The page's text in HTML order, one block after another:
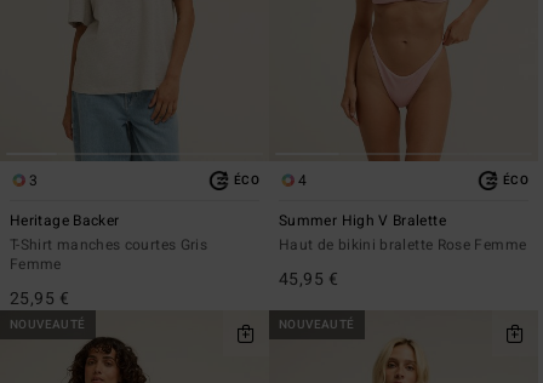
3 ÉCO
Heritage Backer
T-Shirt manches courtes Gris
Femme
25,95 €
4 ÉCO
Summer High V Bralette
Haut de bikini bralette Rose Femme
45,95 €
NOUVEAUTÉ NOUVEAUTÉ